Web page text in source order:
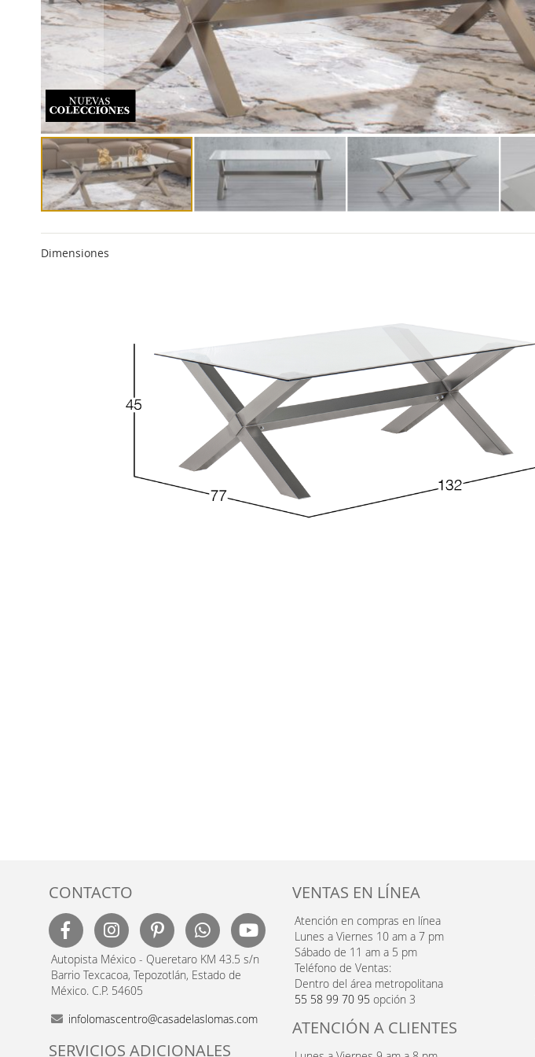
Dimensiones
CONTACTO
Autopista México - Queretaro KM 43.5 s/n
Barrio Texcacoa, Tepozotlán, Estado de
México. C.P. 54605
infolomascentro@casadelaslomas.com
SERVICIOS ADICIONALES
VENTAS EN LÍNEA
Atención en compras en línea
Lunes a Viernes 10 am a 7 pm
Sábado de 11 am a 5 pm
Teléfono de Ventas:
Dentro del área metropolitana
55 58 99 70 95 opción 3
ATENCIÓN A CLIENTES